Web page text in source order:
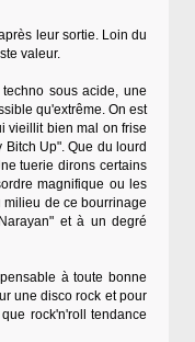
leur sortie. Loin du
valeur.
sous acide, une
qu'extrême. On est
vieillit bien mal on frise
Up". Que du lourd
tuerie dirons certains
magnifique ou les
milieu de ce bourrinage
et à un degré
à toute bonne
une disco rock et pour
rock'n'roll tendance